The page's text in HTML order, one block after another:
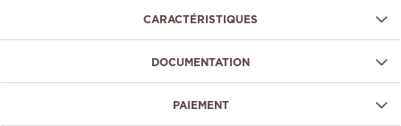
CARACTÉRISTIQUES
DOCUMENTATION
PAIEMENT